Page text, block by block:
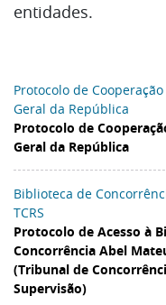
entidades.
Protocolo de
Geral da República
Protocolo de
Geral da República
Biblioteca de
TCRS
Protocolo de Acesso à
Concorrência Abel
(Tribunal de
Supervisão)